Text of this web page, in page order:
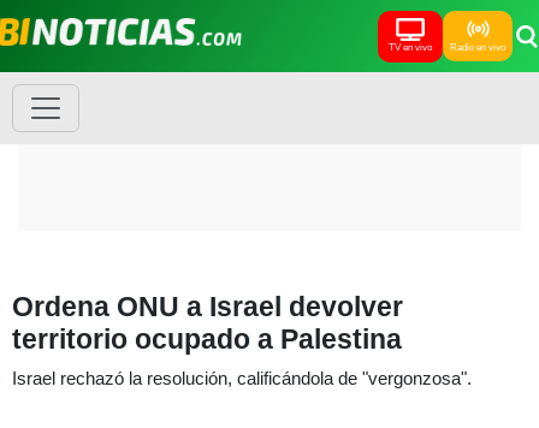
TV en vivo Radio en vivo
Ordena ONU a Israel devolver
territorio ocupado a Palestina
Israel rechazó la resolución, calificándola de "vergonzosa".